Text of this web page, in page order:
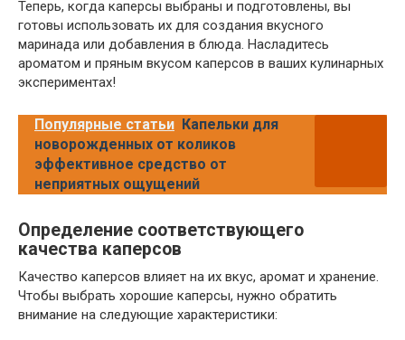
Теперь, когда каперсы выбраны и подготовлены, вы
готовы использовать их для создания вкусного
маринада или добавления в блюда. Насладитесь
ароматом и пряным вкусом каперсов в ваших кулинарных
экспериментах!
Популярные статьи Капельки для
новорожденных от коликов
эффективное средство от
неприятных ощущений
Определение соответствующего
качества каперсов
Качество каперсов влияет на их вкус, аромат и хранение.
Чтобы выбрать хорошие каперсы, нужно обратить
внимание на следующие характеристики: